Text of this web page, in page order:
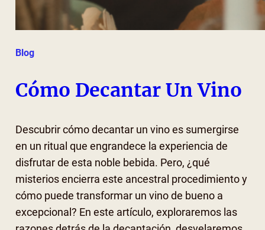
Blog
Cómo Decantar Un Vino
Descubrir cómo decantar un vino es sumergirse
en un ritual que engrandece la experiencia de
disfrutar de esta noble bebida. Pero, ¿qué
misterios encierra este ancestral procedimiento y
cómo puede transformar un vino de bueno a
excepcional? En este artículo, exploraremos las